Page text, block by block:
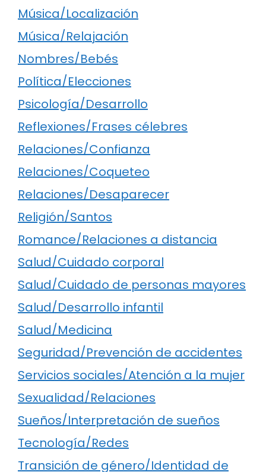
Música/Localización
Música/Relajación
Nombres/Bebés
Política/Elecciones
Psicología/Desarrollo
Reflexiones/Frases célebres
Relaciones/Confianza
Relaciones/Coqueteo
Relaciones/Desaparecer
Religión/Santos
Romance/Relaciones a distancia
Salud/Cuidado corporal
Salud/Cuidado de personas mayores
Salud/Desarrollo infantil
Salud/Medicina
Seguridad/Prevención de accidentes
Servicios sociales/Atención a la mujer
Sexualidad/Relaciones
Sueños/Interpretación de sueños
Tecnología/Redes
Transición de género/Identidad de